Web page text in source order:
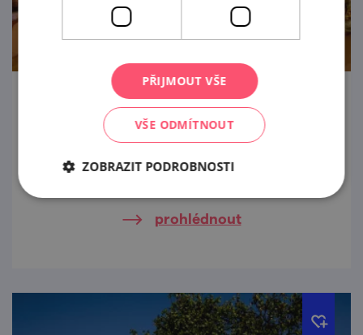
Dům umění ve Znojmě
Původně dům umění z roku 1363, kdysi
domov pivovaru a krejčího, dnes jeden z
Znojma.
prohlédnout
PŘIJMOUT VŠE
VŠE ODMÍTNOUT
ZOBRAZIT PODROBNOSTI